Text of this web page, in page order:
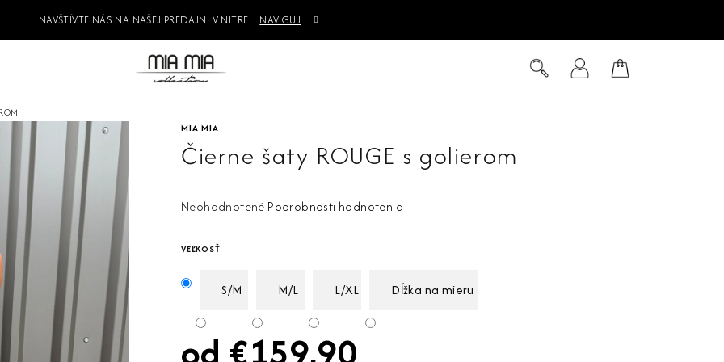
NAVŠTÍVTE NÁS NA NAŠEJ PREDAJNI V NITRE! NAVIGUJ
MIA MIA
Čierne šaty ROUGE s golierom
Priemerné
produktu
0,0
hviezdičiek.
Neohodnotené Podrobnosti hodnotenia
VEĽKOSŤ
S/M M/L L/XL Dĺžka na mieru